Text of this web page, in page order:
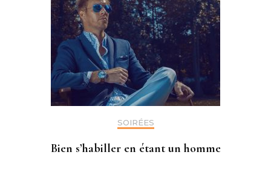
SOIRÉES
Bien s’habiller en étant un homme